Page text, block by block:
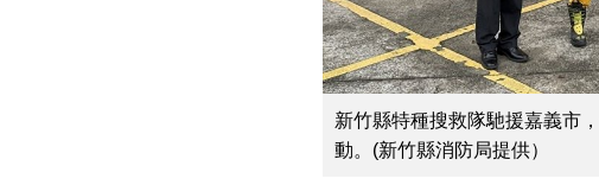
新竹縣特種搜救隊馳援嘉義市
動。(新竹縣消防局提供）